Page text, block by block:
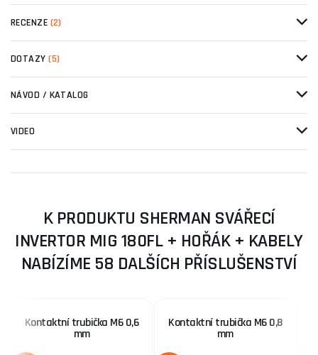
RECENZE (2)
DOTAZY(5)
NÁVOD / KATALOG
VIDEO
K PRODUKTU SHERMAN SVÁŘECÍ
INVERTOR MIG 180FL + HOŘÁK + KABELY
NABÍZÍME 58 DALŠÍCH PŘÍSLUŠENSTVÍ
Kontaktní trubička M6 0,6
mm
Kontaktní trubička M6 0,8
mm